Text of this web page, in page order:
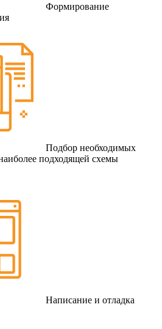
Формирование
Подбор необходимых
подходящей схемы
Написание и отладка